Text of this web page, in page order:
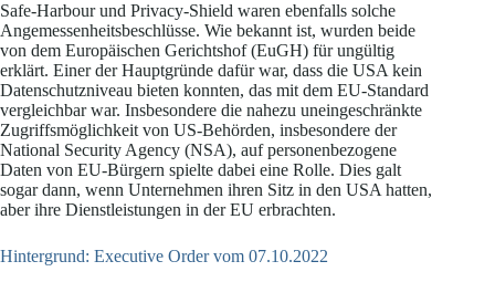
Safe-Harbour und Privacy-Shield waren ebenfalls solche
Angemessenheitsbeschlüsse. Wie bekannt ist, wurden beide
von dem Europäischen Gerichtshof (EuGH) für ungültig
erklärt. Einer der Hauptgründe dafür war, dass die USA kein
Datenschutzniveau bieten konnten, das mit dem EU-Standard
vergleichbar war. Insbesondere die nahezu uneingeschränkte
Zugriffsmöglichkeit von US-Behörden, insbesondere der
National Security Agency (NSA), auf personenbezogene
Daten von EU-Bürgern spielte dabei eine Rolle. Dies galt
sogar dann, wenn Unternehmen ihren Sitz in den USA hatten,
aber ihre Dienstleistungen in der EU erbrachten.
Hintergrund: Executive Order vom 07.10.2022